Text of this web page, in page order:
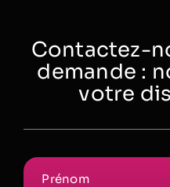
Contactez-
demande :
votre
Prénom